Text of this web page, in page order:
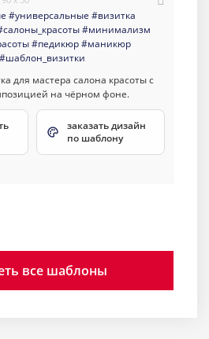
#универсальные #визитка
#минимализм
#педикюр#маникюр
#шаблон_визитки
заказать дизайн
по шаблону
все шаблоны